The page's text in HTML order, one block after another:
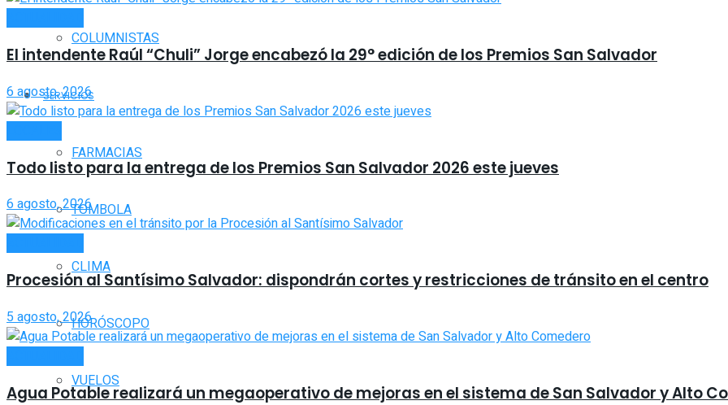
COLUMNISTAS
SERVICIOS
FARMACIAS
TOMBOLA
CLIMA
HORÓSCOPO
VUELOS
El intendente Raúl “Chuli” Jorge encabezó la 29° edición de los Premios San Salvador
6 agosto, 2026
Todo listo para la entrega de los Premios San Salvador 2026 este jueves
6 agosto, 2026
Procesión al Santísimo Salvador: dispondrán cortes y restricciones de tránsito en el centro
5 agosto, 2026
Agua Potable realizará un megaoperativo de mejoras en el sistema de San Salvador y Alto